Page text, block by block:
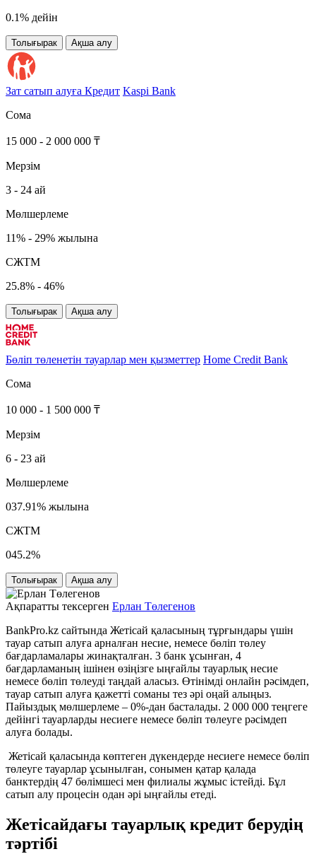
0.1% дейін
Толығырак Ақша алу
Зат сатып алуға Кредит Kaspi Bank
Сома
15 000 - 2 000 000 ₸
Мерзім
3 - 24 ай
Мөлшерлеме
11% - 29% жылына
СЖТМ
25.8% - 46%
Толығырак Ақша алу
Бөліп төленетін тауарлар мен қызметтер Home Credit Bank
Сома
10 000 - 1 500 000 ₸
Мерзім
6 - 23 ай
Мөлшерлеме
037.91% жылына
СЖТМ
045.2%
Толығырак Ақша алу
Ақпаратты тексерген Ерлан Төлегенов
BankPro.kz сайтында Жетісай қаласының тұрғындары үшін
тауар сатып алуға арналған несие, немесе бөліп төлеу
бағдарламалары жинақталған. 3 банк ұсынған, 4
бағдарламаның ішінен өзіңізге ыңғайлы тауарлық несие
немесе бөліп төлеуді таңдай аласыз. Өтінімді онлайн рәсімдеп,
тауар сатып алуға қажетті соманы тез әрі оңай алыңыз.
Пайыздық мөлшерлеме – 0%-дан басталады. 2 000 000 теңгеге
дейінгі тауарларды несиеге немесе бөліп төлеуге рәсімдеп
алуға болады.
Жетісай қаласында көптеген дүкендерде несиеге немесе бөліп
төлеуге тауарлар ұсынылған, сонымен қатар қалада
банктердің 47 бөлімшесі мен филиалы жұмыс істейді. Бұл
сатып алу процесін одан әрі ыңғайлы етеді.
Жетісайдағы тауарлық кредит берудің
тәртібі